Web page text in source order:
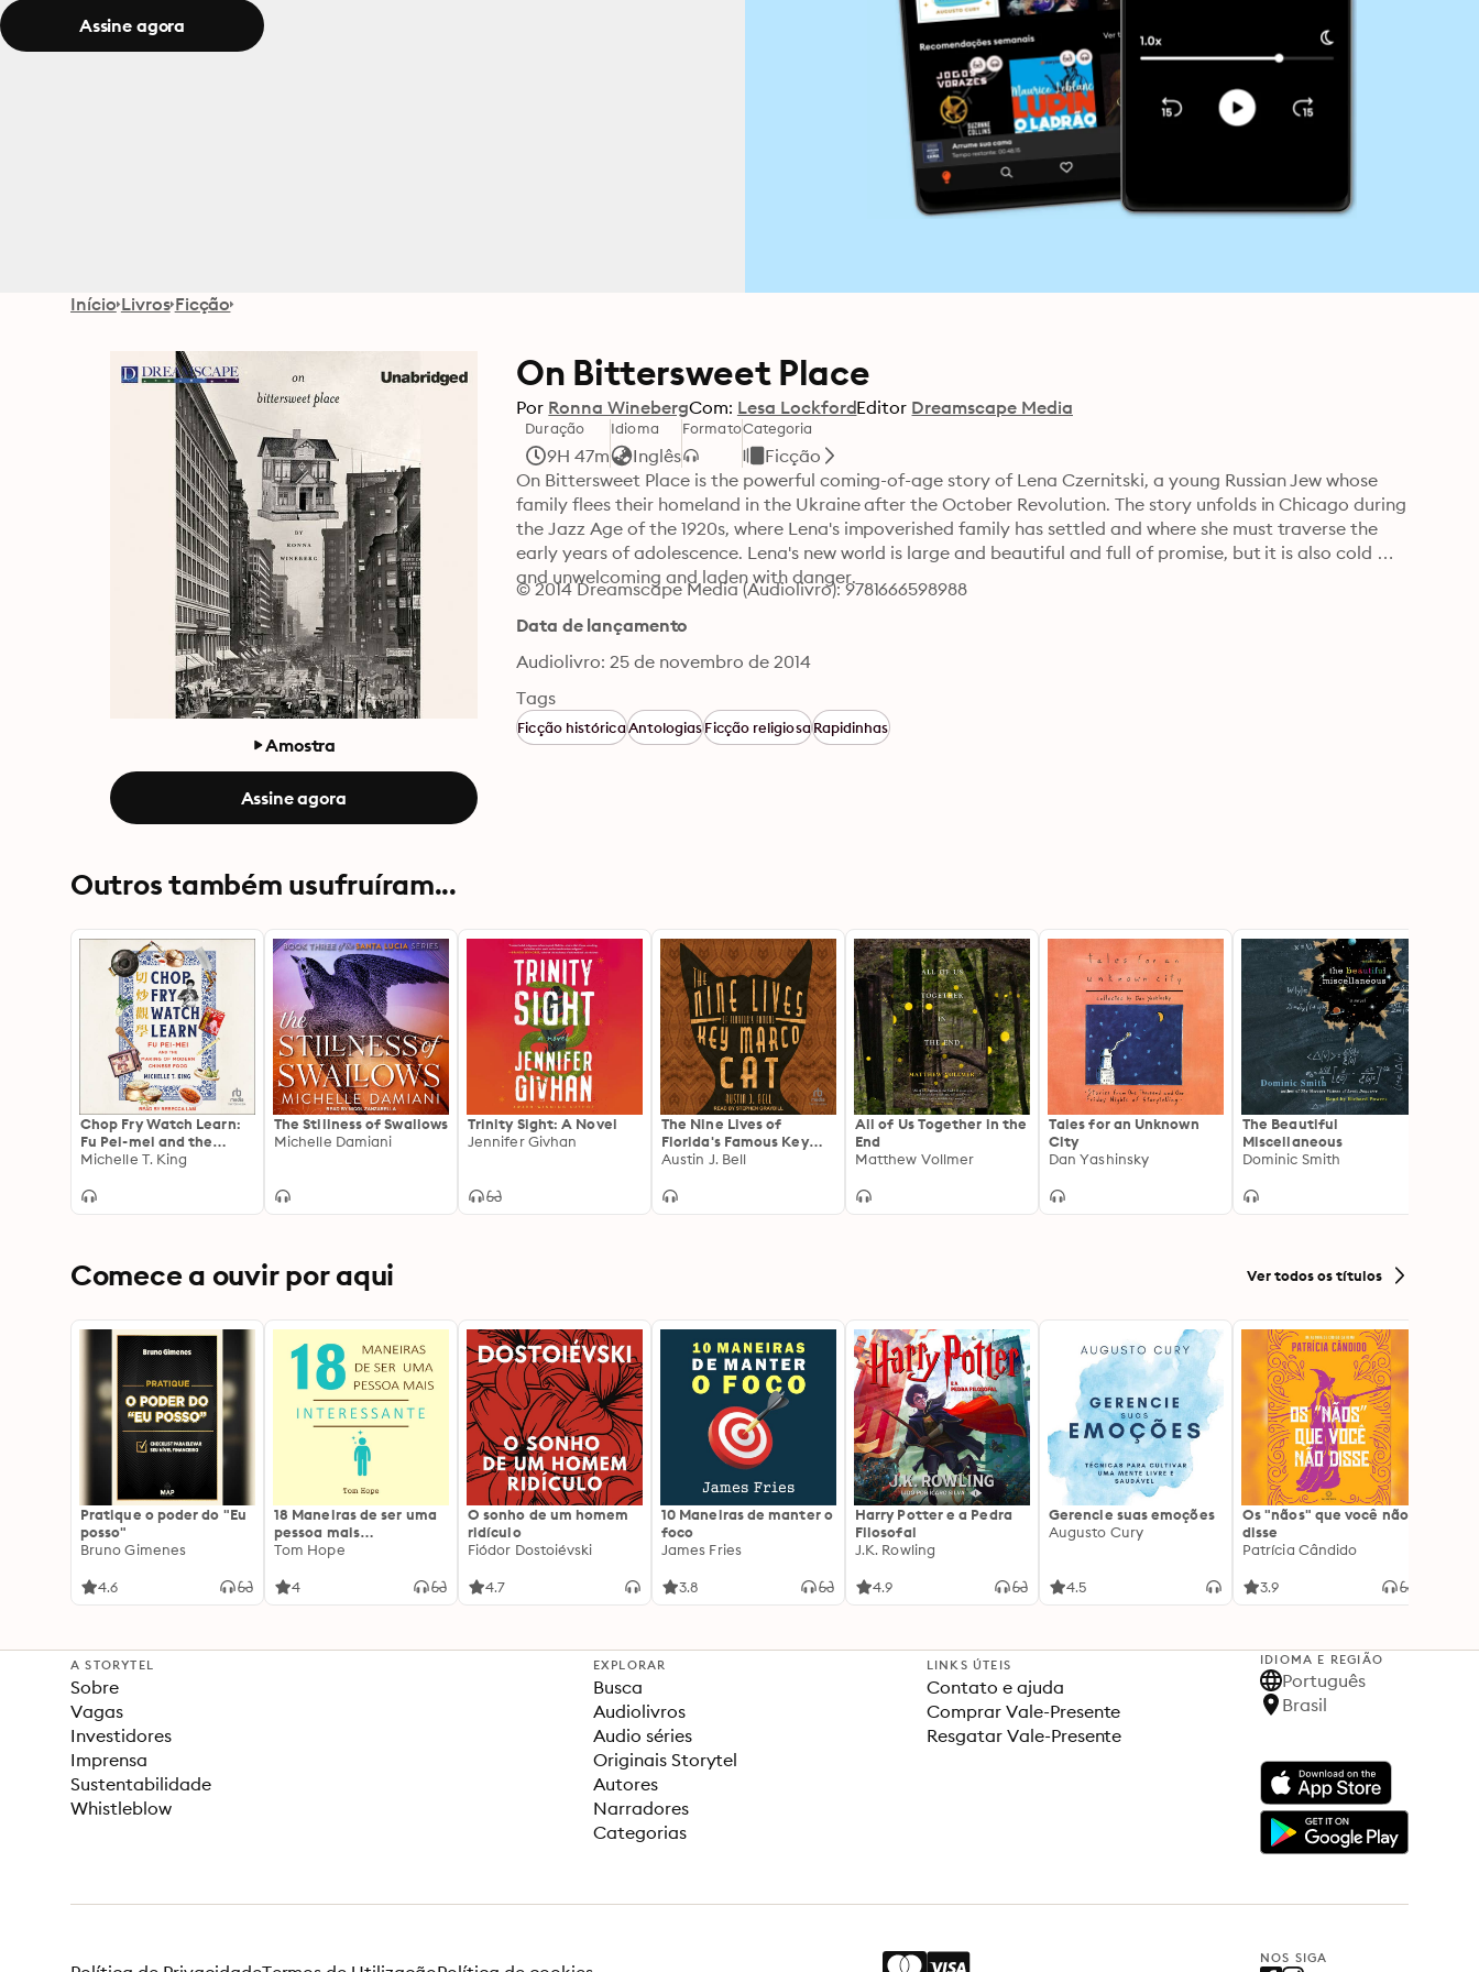
Assine agora
Início Livros Ficção
Amostra
Assine agora
On Bittersweet Place
Por Ronna WinebergCom: Lesa LockfordEditor Dreamscape Media
Duração
9H 47m
Idioma
Inglês
FormatoCategoria
Ficção
On Bittersweet Place is the powerful coming-of-age story of Lena Czernitski, a young Russian Jew whose
family flees their homeland in the Ukraine after the October Revolution. The story unfolds in Chicago during
the Jazz Age of the 1920s, where Lena's impoverished family has settled and where she must traverse the
early years of adolescence. Lena's new world is large and beautiful and full of promise, but it is also cold
and unwelcoming and laden with danger.
© 2014 Dreamscape Media (Audiolivro): 9781666598988
Data de lançamento
Audiolivro: 25 de novembro de 2014
Tags
Ficção históricaAntologiasFicção religiosaRapidinhas
Outros também usufruíram...
Chop Fry Watch Learn:
Fu Pei-mei and the
Making of Modern
Michelle T. King
The Stillness of Swallows
Michelle Damiani
Trinity Sight: A Novel
Jennifer Givhan
The Nine Lives of
Florida's Famous Key
Marco Cat
Austin J. Bell
All of Us Together in the
End
Matthew Vollmer
Tales for an Unknown
City
Dan Yashinsky
The Beautiful
Miscellaneous
Dominic Smith
Comece a ouvir por aqui Ver todos os títulos
Pratique o poder do "Eu
posso"
Bruno Gimenes
4.6
18 Maneiras de ser uma
pessoa mais
interessante
Tom Hope
4
O sonho de um homem
ridículo
Fiódor Dostoiévski
4.7
10 Maneiras de manter o
foco
James Fries
3.8
Harry Potter e a Pedra
Filosofal
J.K. Rowling
4.9
Gerencie suas emoções
Augusto Cury
4.5
Os "nãos" que você não
disse
Patrícia Cândido
3.9
A STORYTEL
Sobre
Vagas
Investidores
Imprensa
Sustentabilidade
Whistleblow
EXPLORAR
Busca
Audiolivros
Audio séries
Originais Storytel
Autores
Narradores
Categorias
LINKS ÚTEIS
Contato e ajuda
Comprar Vale-Presente
Resgatar Vale-Presente
IDIOMA E REGIÃO
Português
Brasil
NOS SIGA